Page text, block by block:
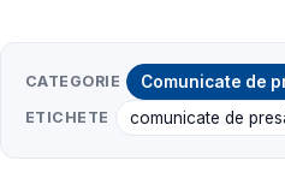
CATEGORIE Comunicate de
ETICHETE comunicate de